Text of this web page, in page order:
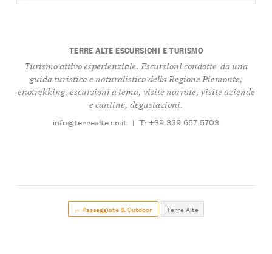
TERRE ALTE ESCURSIONI E TURISMO
Turismo attivo esperienziale. Escursioni condotte da una
guida turistica e naturalistica della Regione Piemonte,
enotrekking, escursioni a tema, visite narrate, visite aziende
e cantine, degustazioni.
info@terrealte.cn.it | T: +39 339 657 5703
← Passeggiate & Outdoor Terre Alte